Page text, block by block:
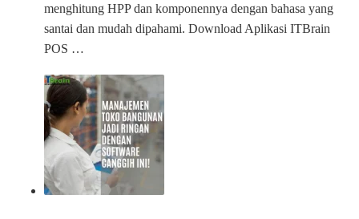
menghitung HPP dan komponennya dengan bahasa yang
santai dan mudah dipahami. Download Aplikasi ITBrain
POS …